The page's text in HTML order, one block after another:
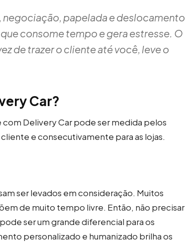
papelada e deslocamento
consome tempo e gera estresse. O
de trazer o cliente até você, leve o
Car?
Delivery Car pode ser medida pelos
e consecutivamente para as lojas.
ser levados em consideração. Muitos
de muito tempo livre. Então, não precisar
ser um grande diferencial para os
personalizado e humanizado brilha os